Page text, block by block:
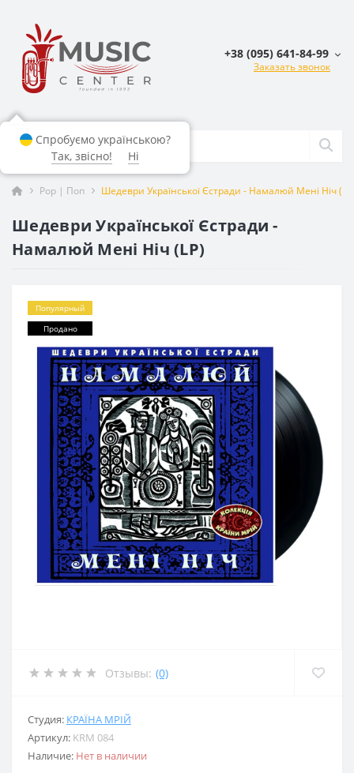
+38 (095) 641-84-99
Заказать звонок
Pop | Поп Шедеври Української Єстради - Намалюй Мені Ніч
Шедеври Української Єстради -
Намалюй Мені Ніч (LP)
Популярный
Продано
Отзывы: (0)
Студия: КРАЇНА МРІЙ
Артикул: KRM 084
Наличие: Нет в наличии
Спробуємо українською?
Так, звісно!
Ні